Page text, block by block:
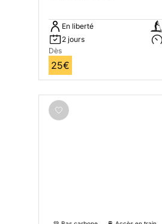
En liberté
2 jours
Dès
25€